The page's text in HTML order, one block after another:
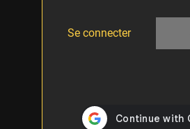
Se connecter